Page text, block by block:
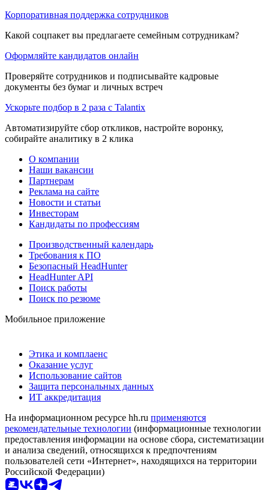
Корпоративная поддержка сотрудников
Какой соцпакет вы предлагаете семейным сотрудникам?
Оформляйте кандидатов онлайн
Проверяйте сотрудников и подписывайте кадровые
документы без бумаг и личных встреч
Ускорьте подбор в 2 раза с Talantix
Автоматизируйте сбор откликов, настройте воронку,
собирайте аналитику в 2 клика
О компании
Наши вакансии
Партнерам
Реклама на сайте
Новости и статьи
Инвесторам
Кандидаты по профессиям
Производственный календарь
Требования к ПО
Безопасный HeadHunter
HeadHunter API
Поиск работы
Поиск по резюме
Мобильное приложение
Этика и комплаенс
Оказание услуг
Использование сайтов
Защита персональных данных
ИТ аккредитация
На информационном ресурсе hh.ru применяются
рекомендательные технологии (информационные технологии
предоставления информации на основе сбора, систематизации
и анализа сведений, относящихся к предпочтениям
пользователей сети «Интернет», находящихся на территории
Российской Федерации)